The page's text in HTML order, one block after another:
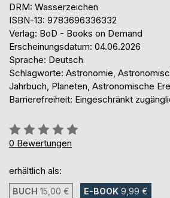
DRM: Wasserzeichen
ISBN-13: 9783696336332
Verlag: BoD - Books on Demand
Erscheinungsdatum: 04.06.2026
Sprache: Deutsch
Schlagworte: Astronomie,
Jahrbuch, Planeten, Astronomische
Barrierefreiheit: Eingeschränkt
Bewertung::
0%
0 Bewertungen
erhältlich als:
BUCH 15,00 € E-BOOK 9,99 €